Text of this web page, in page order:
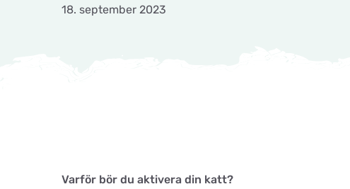
18. september 2023
Varför bör du aktivera din katt?